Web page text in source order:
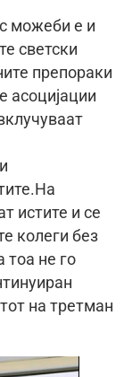
можеби е и
светски
препораки
асоцијации
истите и се
колеги без
тоа не го
на третман